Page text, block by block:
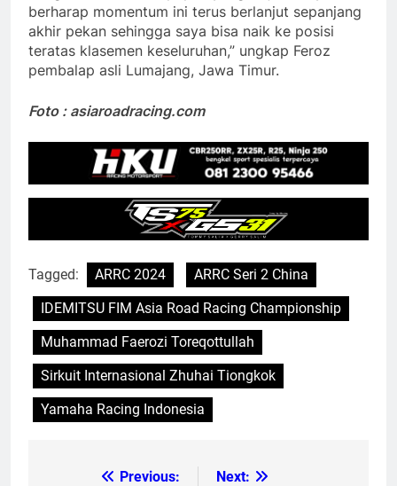
berharap momentum ini terus berlanjut sepanjang
akhir pekan sehingga saya bisa naik ke posisi
teratas klasemen keseluruhan,” ungkap Feroz
pembalap asli Lumajang, Jawa Timur.
Foto : asiaroadracing.com
Tagged: ARRC 2024
ARRC Seri 2 China
IDEMITSU FIM Asia Road Racing Championship
Muhammad Faerozi Toreqottullah
Sirkuit Internasional Zhuhai Tiongkok
Yamaha Racing Indonesia
Previous:
Next: